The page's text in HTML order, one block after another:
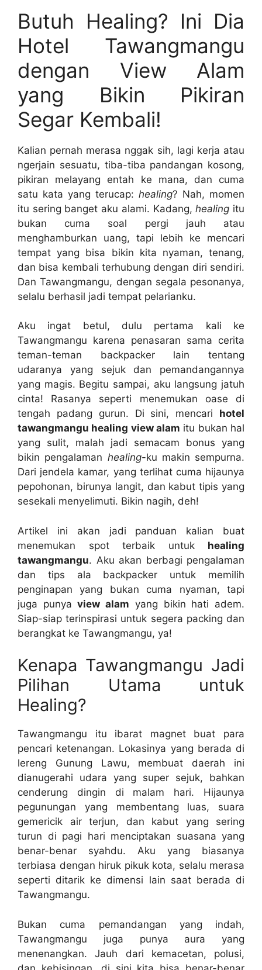
Butuh Healing? Ini Dia
Hotel Tawangmangu
dengan View Alam
yang Bikin Pikiran
Segar Kembali!
Kalian pernah merasa nggak sih, lagi kerja atau
ngerjain sesuatu, tiba-tiba pandangan kosong,
pikiran melayang entah ke mana, dan cuma
satu kata yang terucap: healing? Nah, momen
itu sering banget aku alami. Kadang,healing itu
bukan cuma soal pergi jauh atau
menghamburkan uang, tapi lebih ke mencari
tempat yang bisa bikin kita nyaman, tenang,
dan bisa kembali terhubung dengan diri sendiri.
Dan Tawangmangu, dengan segala pesonanya,
selalu berhasil jadi tempat pelarianku.
Aku ingat betul, dulu pertama kali ke
Tawangmangu karena penasaran sama cerita
teman-teman backpacker lain tentang
udaranya yang sejuk dan pemandangannya
yang magis. Begitu sampai, aku langsung jatuh
cinta! Rasanya seperti menemukan oase di
tengah padang gurun. Di sini, mencari hotel
tawangmangu healing view alam itu bukan hal
yang sulit, malah jadi semacam bonus yang
bikin pengalaman healing-ku makin sempurna.
Dari jendela kamar, yang terlihat cuma hijaunya
pepohonan, birunya langit, dan kabut tipis yang
sesekali menyelimuti. Bikin nagih, deh!
Artikel ini akan jadi panduan kalian buat
menemukan spot terbaik untuk healing
tawangmangu. Aku akan berbagi pengalaman
dan tips ala backpacker untuk memilih
penginapan yang bukan cuma nyaman, tapi
juga punyaview alam yang bikin hati adem.
Siap-siap terinspirasi untuk segera packing dan
berangkat ke Tawangmangu, ya!
Kenapa Tawangmangu Jadi
Pilihan Utama untuk
Healing?
Tawangmangu itu ibarat magnet buat para
pencari ketenangan. Lokasinya yang berada di
lereng Gunung Lawu, membuat daerah ini
dianugerahi udara yang super sejuk, bahkan
cenderung dingin di malam hari. Hijaunya
pegunungan yang membentang luas, suara
gemericik air terjun, dan kabut yang sering
turun di pagi hari menciptakan suasana yang
benar-benar syahdu. Aku yang biasanya
terbiasa dengan hiruk pikuk kota, selalu merasa
seperti ditarik ke dimensi lain saat berada di
Tawangmangu.
Bukan cuma pemandangan yang indah,
Tawangmangu juga punya aura yang
menenangkan. Jauh dari kemacetan, polusi,